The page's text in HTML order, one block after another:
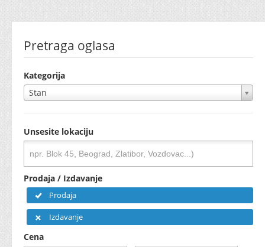
Pretraga oglasa
Kategorija
Stan
Unsesite lokaciju
Prodaja / Izdavanje
Prodaja
Izdavanje
Cena